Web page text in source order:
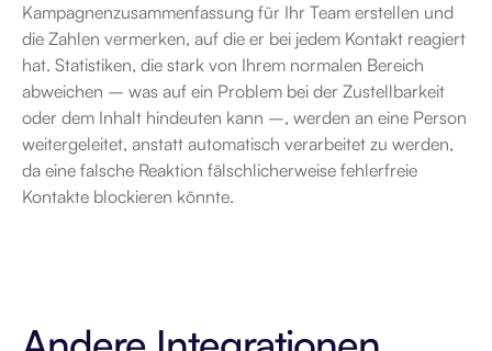
Kampagnenzusammenfassung für Ihr Team erstellen und
die Zahlen vermerken, auf die er bei jedem Kontakt reagiert
hat. Statistiken, die stark von Ihrem normalen Bereich
abweichen – was auf ein Problem bei der Zustellbarkeit
oder dem Inhalt hindeuten kann –, werden an eine Person
weitergeleitet, anstatt automatisch verarbeitet zu werden,
da eine falsche Reaktion fälschlicherweise fehlerfreie
Kontakte blockieren könnte.